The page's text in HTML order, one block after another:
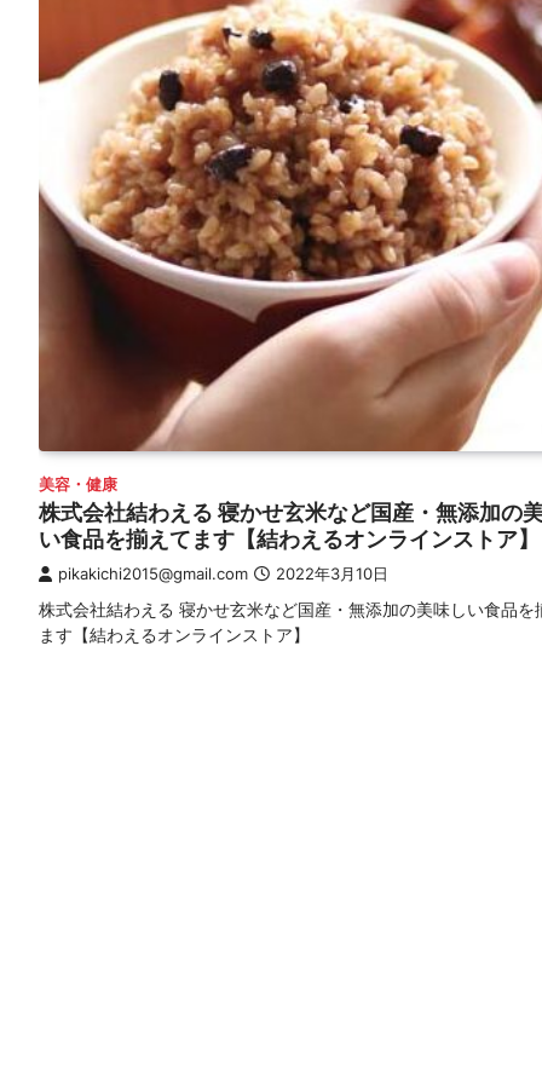
美容・健康
株式会社結わえる 寝かせ玄米など国産・無添加の
い食品を揃えてます【結わえるオンラインストア】
pikakichi2015@gmail.com 2022年3月10日
株式会社結わえる 寝かせ玄米など国産・無添加の美味しい食品を
ます【結わえるオンラインストア】